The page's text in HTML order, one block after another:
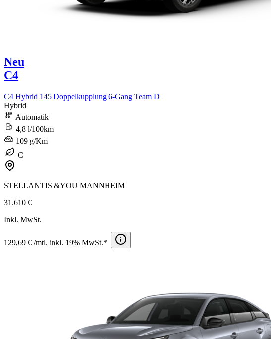
Neu
C4
C4 Hybrid 145 Doppelkupplung 6-Gang Team D
Hybrid
Automatik
4,8 l/100km
109 g/Km
C
STELLANTIS &YOU MANNHEIM
31.610 €
Inkl. MwSt.
129,69 € /mtl. inkl. 19% MwSt.*